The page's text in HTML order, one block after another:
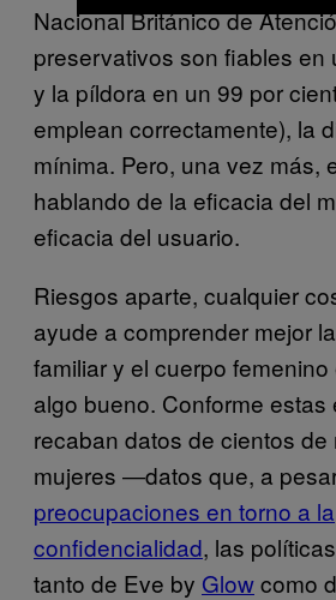
Nacional Británico de
preservativos son fiables en
y la píldora en un 99 por
emplean correctamente), la
mínima. Pero, una vez más,
hablando de la eficacia del
eficacia del usuario.
Riesgos aparte, cualquier
ayude a comprender mejor
familiar y el cuerpo
algo bueno. Conforme estas
recaban datos de cientos de
mujeres ―datos que, a
preocupaciones en torno a la
confidencialidad, las
tanto de Eve by Glowcomo